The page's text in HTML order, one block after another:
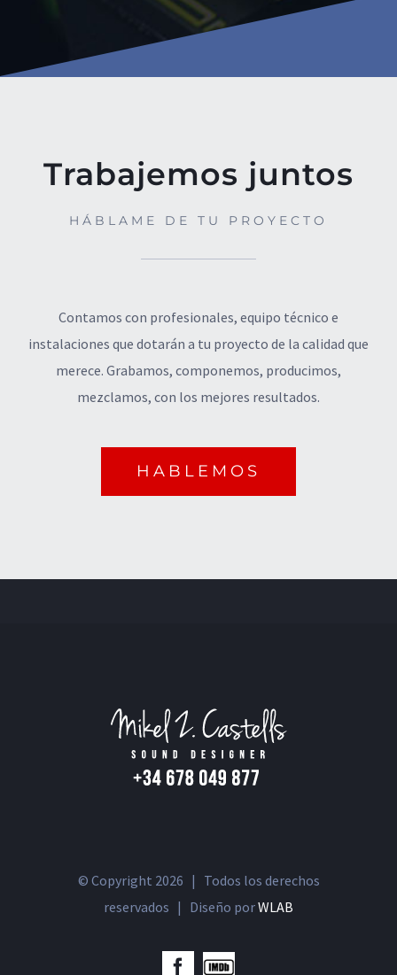
Trabajemos juntos
HÁBLAME DE TU PROYECTO
Contamos con profesionales, equipo técnico e
instalaciones que dotarán a tu proyecto de la calidad que
merece. Grabamos, componemos, producimos,
mezclamos, con los mejores resultados.
HABLEMOS
© Copyright 2026 | Todos los derechos
reservados | Diseño porWLAB
Facebook
IMDb